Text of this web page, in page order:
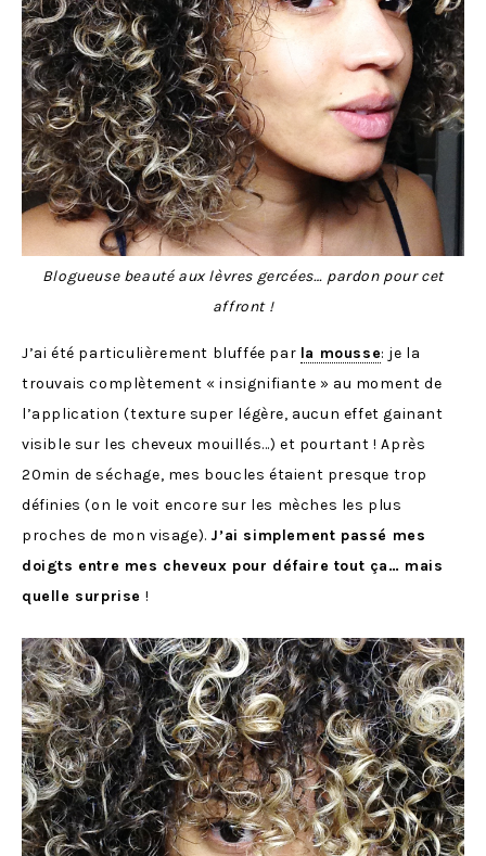
Blogueuse beauté aux lèvres gercées… pardon pour cet
affront !
J’ai été particulièrement bluffée par la mousse: je la
trouvais complètement « insignifiante » au moment de
l’application (texture super légère, aucun effet gainant
visible sur les cheveux mouillés…) et pourtant ! Après
20min de séchage, mes boucles étaient presque trop
définies (on le voit encore sur les mèches les plus
proches de mon visage). J’ai simplement passé mes
doigts entre mes cheveux pour défaire tout ça… mais
quelle surprise !